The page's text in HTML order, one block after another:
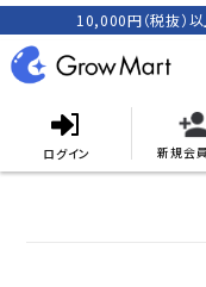
10,000円（税抜）
ログイン 新規会